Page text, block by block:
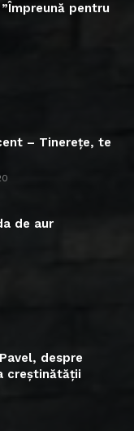
pentru
– Tinerețe, te
de aur
despre
creștinătății